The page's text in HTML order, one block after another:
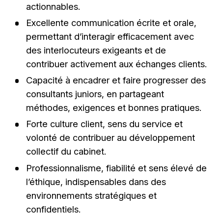
actionnables.
Excellente communication écrite et orale,
permettant d’interagir efficacement avec
des interlocuteurs exigeants et de
contribuer activement aux échanges clients.
Capacité à encadrer et faire progresser des
consultants juniors, en partageant
méthodes, exigences et bonnes pratiques.
Forte culture client, sens du service et
volonté de contribuer au développement
collectif du cabinet.
Professionnalisme, fiabilité et sens élevé de
l’éthique, indispensables dans des
environnements stratégiques et
confidentiels.